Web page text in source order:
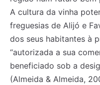
A cultura da vinha
freguesias de Alijó e
dos seus habitantes à
“autorizada a sua
beneficiado sob a
(Almeida & Almeida,